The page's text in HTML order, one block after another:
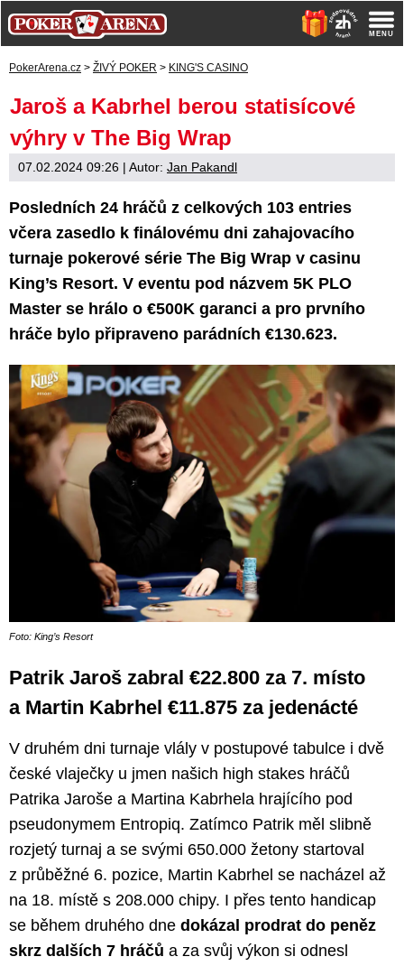
PokerArena.cz > ŽIVÝ POKER > KING'S CASINO
Jaroš a Kabrhel berou statisícové
výhry v The Big Wrap
07.02.2024 09:26 | Autor: Jan Pakandl
Posledních 24 hráčů z celkových 103 entries
včera zasedlo k finálovému dni zahajovacího
turnaje pokerové série The Big Wrap v casinu
King’s Resort. V eventu pod názvem 5K PLO
Master se hrálo o €500K garanci a pro prvního
hráče bylo připraveno parádních €130.623.
Foto: King’s Resort
Patrik Jaroš zabral €22.800 za 7. místo
a Martin Kabrhel €11.875 za jedenácté
V druhém dni turnaje vlály v postupové tabulce i dvě
české vlaječky u jmen našich high stakes hráčů
Patrika Jaroše a Martina Kabrhela hrajícího pod
pseudonymem Entropiq. Zatímco Patrik měl slibně
rozjetý turnaj a se svými 650.000 žetony startoval
z průběžné 6. pozice, Martin Kabrhel se nacházel až
na 18. místě s 208.000 chipy. I přes tento handicap
se během druhého dne dokázal prodrat do peněz
skrz dalších 7 hráčů a za svůj výkon si odnesl